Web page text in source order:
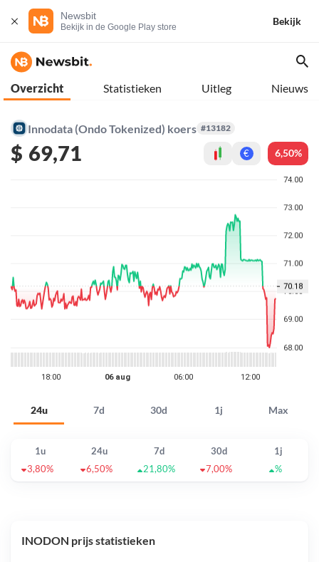
Newsbit
Bekijk in de Google Play store
Bekijk
Overzicht Statistieken Uitleg Nieuws
Innodata (Ondo Tokenized) koers #13182
$ 69,71 € 6,50%
24u 7d 30d 1j Max
1u 24u 7d 30d
1j
3,80%
6,50% 21,80% 7,00% %
INODON prijs statistieken